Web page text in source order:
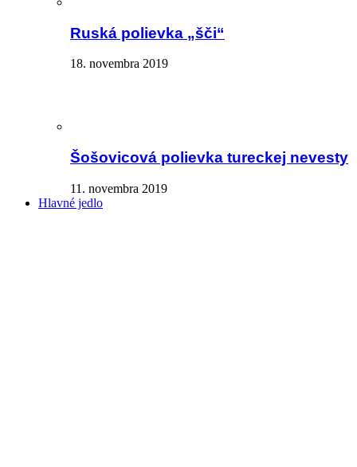
Ruská polievka „šči“
18. novembra 2019
Šošovicová polievka tureckej nevesty
11. novembra 2019
Hlavné jedlo